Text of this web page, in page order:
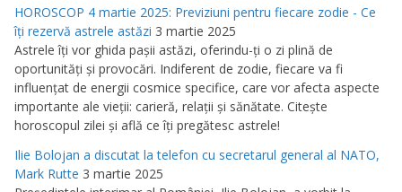
HOROSCOP 4 martie 2025: Previziuni pentru fiecare zodie - Ce
îţi rezervă astrele astăzi 3 martie 2025
Astrele îţi vor ghida paşii astăzi, oferindu-ţi o zi plină de
oportunităţi şi provocări. Indiferent de zodie, fiecare va fi
influenţat de energii cosmice specifice, care vor afecta aspecte
importante ale vieţii: carieră, relaţii şi sănătate. Citeşte
horoscopul zilei şi află ce îţi pregătesc astrele!
Ilie Bolojan a discutat la telefon cu secretarul general al NATO,
Mark Rutte 3 martie 2025